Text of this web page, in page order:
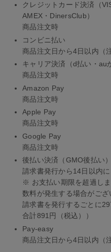
クレジットカード決済（
AMEX・DinersClub）
商品注文時
コンビニ払い
商品注文日から4日以内（
キャリア決済（d払い・au
商品注文時
Amazon Pay
商品注文時
Apple Pay
商品注文時
Google Pay
商品注文時
後払い決済（GMO後払い）
請求書発行から14日以内
※ お支払い期限を超過し
数料が発生する場合がござ
請求書を発行するごとに
合計891円（税込））
Pay-easy
商品注文日から4日以内（